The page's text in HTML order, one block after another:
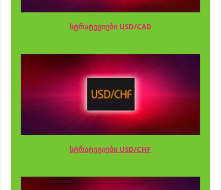
სტრატეგიები USD/CAD
სტრატეგიები USD/CHF